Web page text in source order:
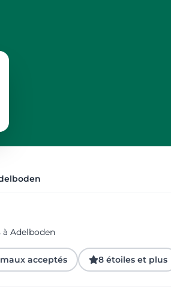
à Adelboden
acceptés 8 étoiles et plus